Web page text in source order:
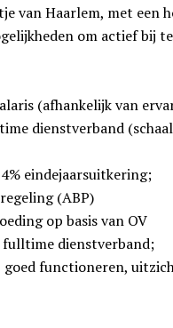
van Haarlem, met een
om actief bij
(afhankelijk van
dienstverband
eindejaarsuitkering;
(ABP)
op basis van OV
fulltime dienstverband;
functioneren,